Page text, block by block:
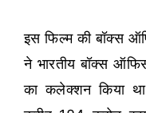
इस फिल्म की बॉक्स
ने भारतीय बॉक्स
का कलेक्शन किया